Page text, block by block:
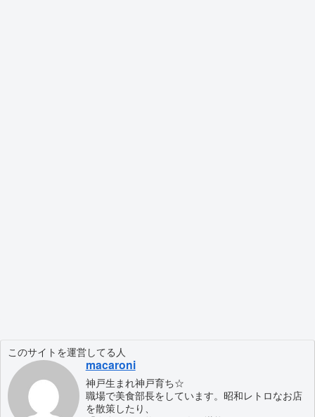
このサイトを運営してる人
macaroni
神戸生まれ神戸育ち☆
職場で美食部長をしています。昭和レトロなお店
を散策したり、